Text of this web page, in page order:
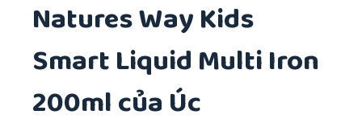
Natures Way Kids
Smart Liquid Multi Iron
200ml của Úc